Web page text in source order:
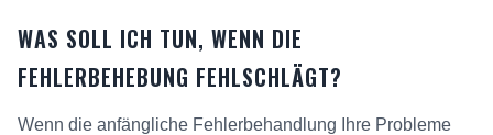
WAS SOLL ICH TUN, WENN DIE
FEHLERBEHEBUNG FEHLSCHLÄGT?
Wenn die anfängliche Fehlerbehandlung Ihre Probleme